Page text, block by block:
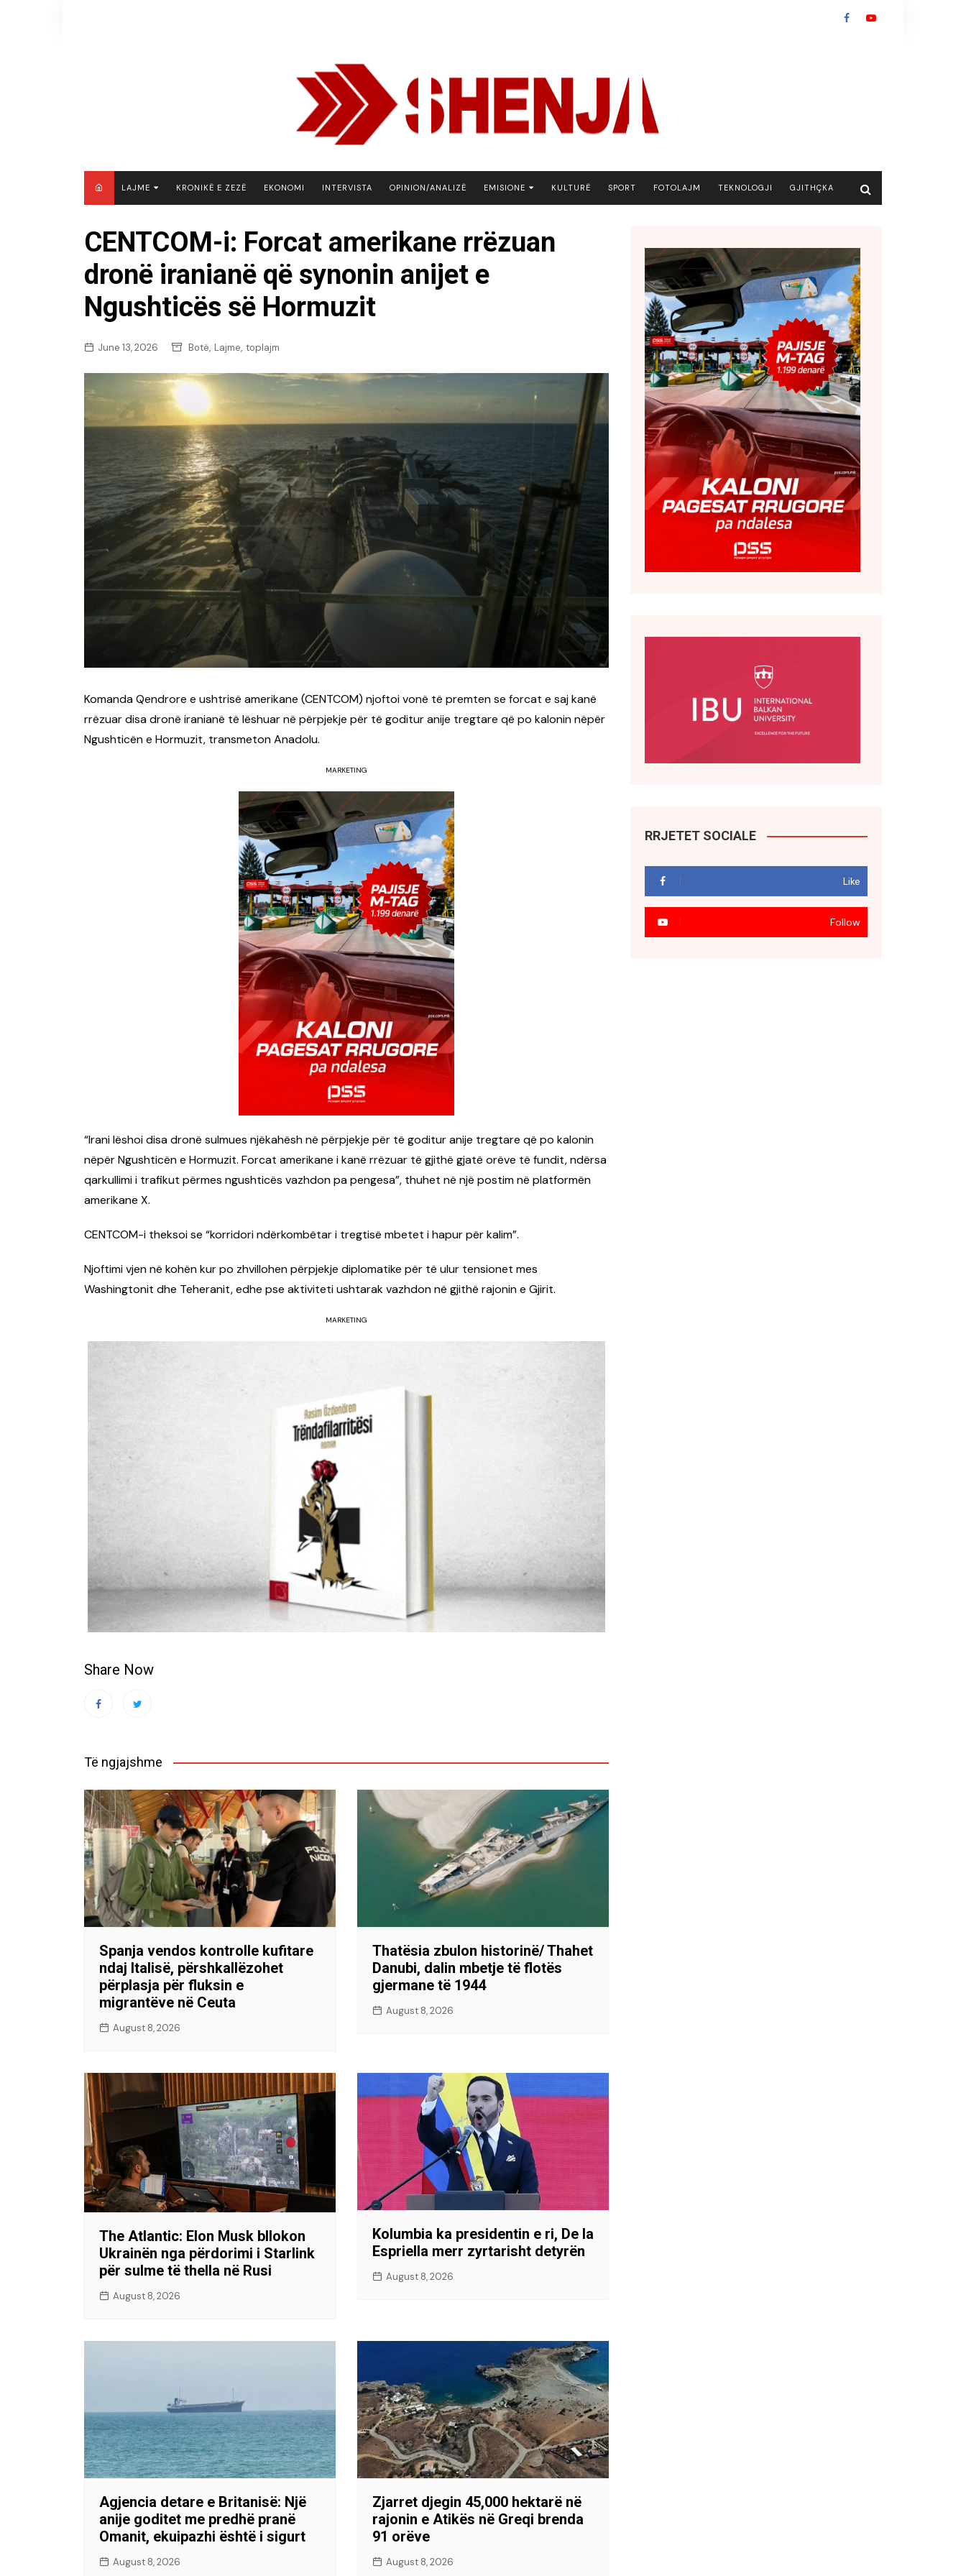
LAJME
KOSOVË
SHQIPËRI
BOTË
KRONIKË E ZEZË EKONOMI INTERVISTA OPINION/ANALIZË EMISIONE
BOTA NE FOKUS
PARADITE ME NE
PIKËPAMJE
RECETA E DITES
RELAKS
RETRO JAVORE
KULTURË SPORT FOTOLAJM TEKNOLOGJI GJITHÇKA
CENTCOM-i: Forcat amerikane rrëzuan
dronë iranianë që synonin anijet e
Ngushticës së Hormuzit
June 13, 2026 Botë, Lajme, toplajm
Komanda Qendrore e ushtrisë amerikane (CENTCOM) njoftoi vonë të premten se forcat e saj kanë
rrëzuar disa dronë iranianë të lëshuar në përpjekje për të goditur anije tregtare që po kalonin nëpër
Ngushticën e Hormuzit, transmeton Anadolu.
MARKETING
“Irani lëshoi disa dronë sulmues njëkahësh në përpjekje për të goditur anije tregtare që po kalonin
nëpër Ngushticën e Hormuzit. Forcat amerikane i kanë rrëzuar të gjithë gjatë orëve të fundit, ndërsa
qarkullimi i trafikut përmes ngushticës vazhdon pa pengesa”, thuhet në një postim në platformën
amerikane X.
CENTCOM-i theksoi se “korridori ndërkombëtar i tregtisë mbetet i hapur për kalim”.
Njoftimi vjen në kohën kur po zhvillohen përpjekje diplomatike për të ulur tensionet mes
Washingtonit dhe Teheranit, edhe pse aktiviteti ushtarak vazhdon në gjithë rajonin e Gjirit.
MARKETING
Share Now
Të ngjajshme
Spanja vendos kontrolle kufitare
ndaj Italisë, përshkallëzohet
përplasja për fluksin e
migrantëve në Ceuta
August 8, 2026
Thatësia zbulon historinë/ Thahet
Danubi, dalin mbetje të flotës
gjermane të 1944
August 8, 2026
The Atlantic: Elon Musk bllokon
Ukrainën nga përdorimi i Starlink
për sulme të thella në Rusi
August 8, 2026
Kolumbia ka presidentin e ri, De la
Espriella merr zyrtarisht detyrën
August 8, 2026
Agjencia detare e Britanisë: Një
anije goditet me predhë pranë
Omanit, ekuipazhi është i sigurt
August 8, 2026
Zjarret djegin 45,000 hektarë në
rajonin e Atikës në Greqi brenda
91 orëve
August 8, 2026
RRJETET SOCIALE
Like
Follow